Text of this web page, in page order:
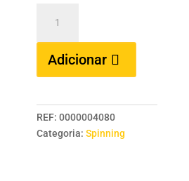
DAIWA
Ninja
23
4000-
C
Adicionar
REF:0000004080
Categoria:Spinning